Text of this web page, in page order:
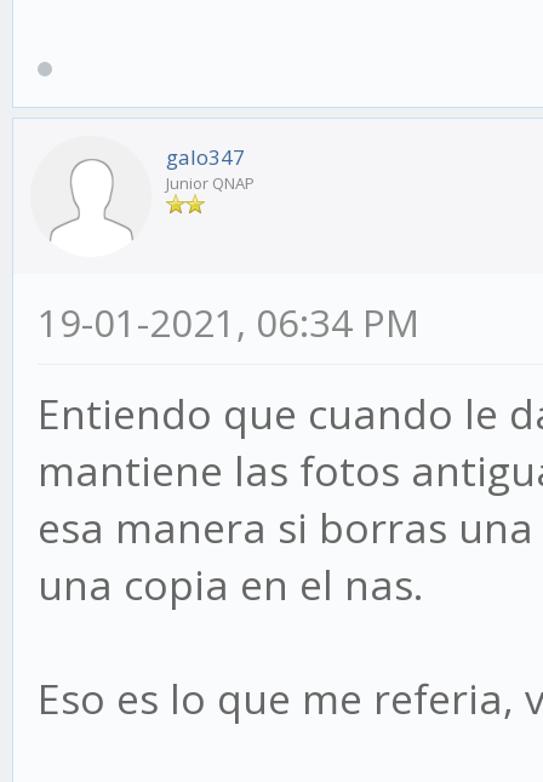
galo347
Junior QNAP
19-01-2021, 06:34 PM
Entiendo que cuando le
mantiene las fotos
esa manera si borras
una copia en el nas.
Eso es lo que me referia,